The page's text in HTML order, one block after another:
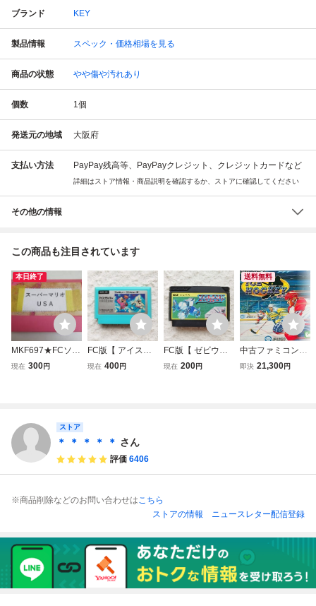
ブランド KEY
製品情報 スペック・価格相場を見る
商品の状態 やや傷や汚れあり
個数 1個
発送元の地域 大阪府
支払い方法 PayPay残高等、PayPayクレジット、クレジットカードなど
詳細はストア情報・商品説明を確認するか、ストアに確認してください
その他の情報
この商品も注目されています
本日終了
MKF697★FCソフ
トのみ スーパーマ
リーコンピュータ
現在 300円
FC版【 アイスク
ライマー / ICE CLI
現在 400円
FC版【 ゼビウス
】起動確認済み★
現在 200円
送料無料
中古ファミコンソ
フト USA ICE HO
即決 21,300円
ストア
＊ ＊ ＊ ＊ ＊ さん
評価 6406
※商品削除などのお問い合わせはこちら
ストアの情報
ニュースレター配信登録